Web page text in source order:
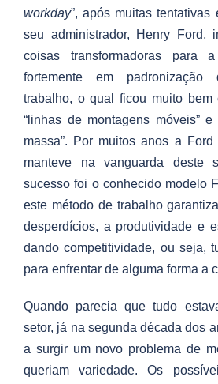
workday”, após muitas
seu administrador, Henry Ford,
coisas transformadoras para
fortemente em
trabalho, o qual ficou muito bem
“linhas de montagens móveis”
massa”. Por muitos anos a
manteve na vanguarda deste
sucesso foi o conhecido modelo
este método de trabalho
desperdícios, a produtividade e
dando competitividade, ou seja,
para enfrentar de alguma forma a
Quando parecia que tudo
setor, já na segunda década dos
a surgir um novo problema de
queriam variedade. Os